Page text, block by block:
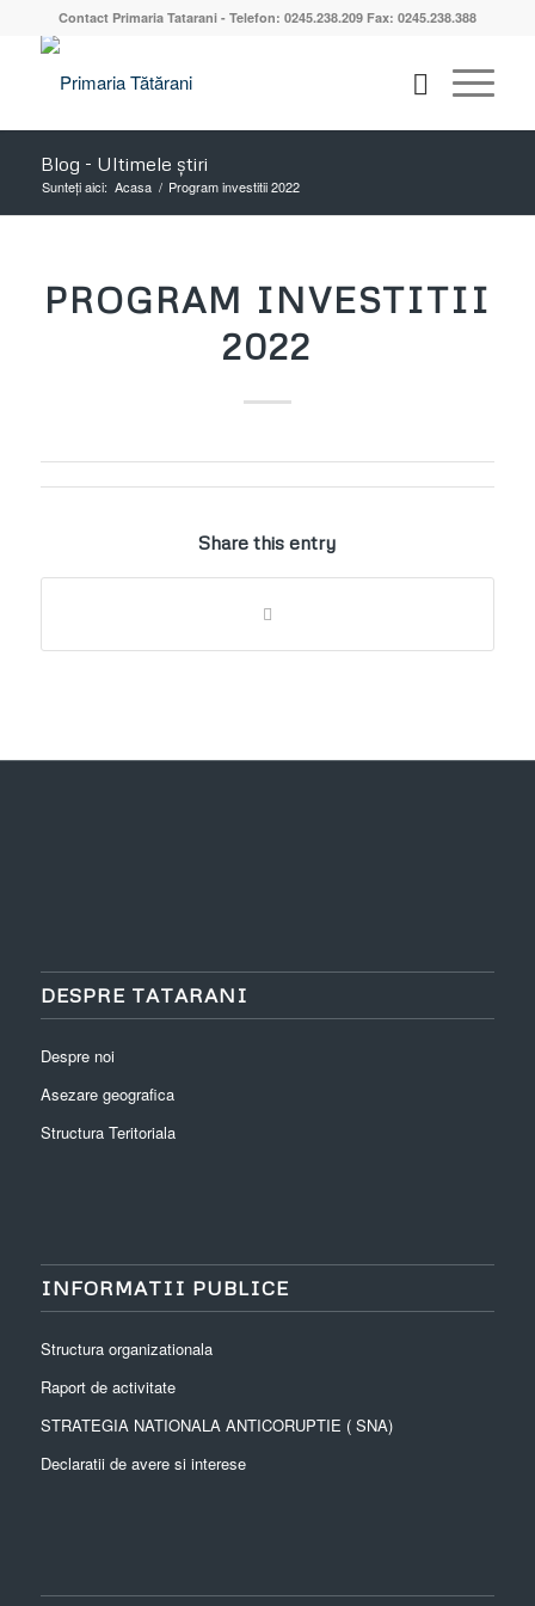
Contact Primaria Tatarani - Telefon: 0245.238.209 Fax: 0245.238.388
Blog - Ultimele știri
Sunteți aici: Acasa / Program investitii 2022
PROGRAM INVESTITII
2022
Share this entry
DESPRE TATARANI
Despre noi
Asezare geografica
Structura Teritoriala
INFORMATII PUBLICE
Structura organizationala
Raport de activitate
STRATEGIA NATIONALA ANTICORUPTIE ( SNA)
Declaratii de avere si interese